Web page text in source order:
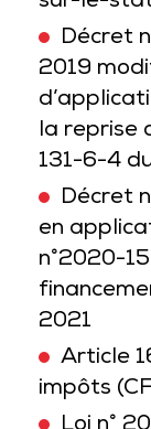
Décret
2019
la reprise
131-6-4
Décret
en
n°2020-
2021
Article
impôts